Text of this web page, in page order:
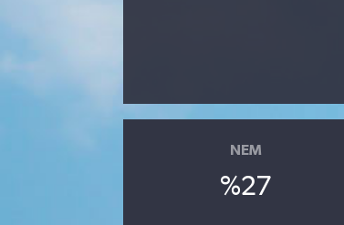
NEM
%27